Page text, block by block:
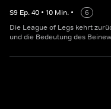
S9 Ep.40 • 10 Min. •
6
Die League of Legs kehrt
und die Bedeutung des